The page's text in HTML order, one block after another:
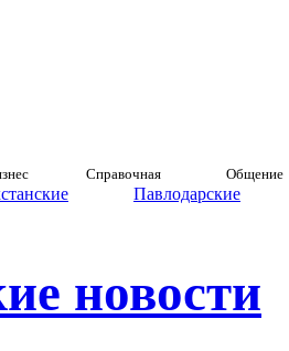
Справочная Общение
Павлодарские
новости